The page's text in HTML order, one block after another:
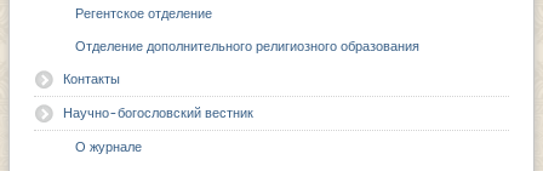
Регентское отделение
Отделение дополнительного религиозного образования
Контакты
Научно-богословский вестник
О журнале